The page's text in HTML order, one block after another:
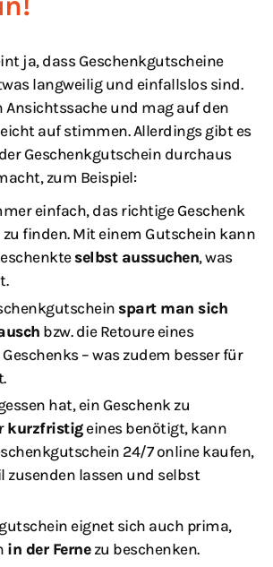
ja, dass Geschenkgutscheine
langweilig und einfallslos sind.
und mag auf den
auf stimmen. Allerdings gibt es
Geschenkgutschein durchaus
zum Beispiel:
einfach, das richtige Geschenk
finden. Mit einem Gutschein kann
selbst aussuchen, was
spart man sich
bzw. die Retoure eines
– was zudem besser für
hat, ein Geschenk zu
kurzfristigeines benötigt, kann
24/7 online kaufen,
zusenden lassen und selbst
eignet sich auch prima,
in der Fernezu beschenken.